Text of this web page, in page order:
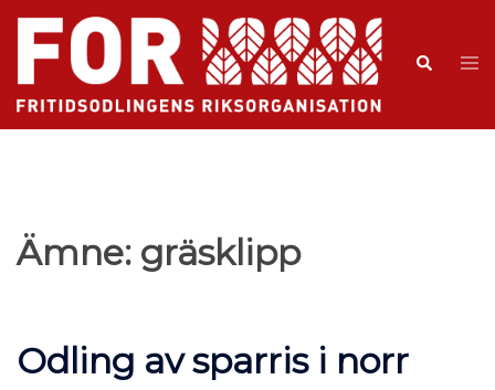
Ämne: gräsklipp
Odling av sparris i norr